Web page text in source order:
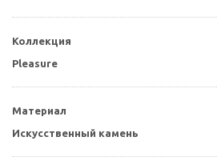
Коллекция
Pleasure
Материал
Искусственный камень